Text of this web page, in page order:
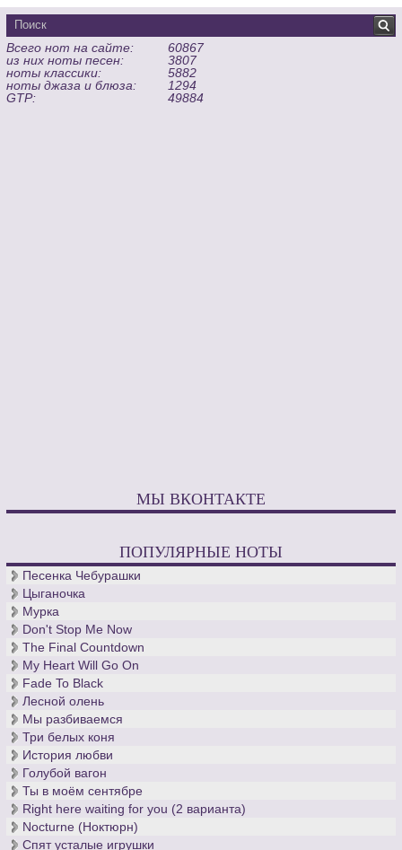
Всего нот на сайте:
60867
из них ноты песен:
3807
ноты классики:
5882
ноты джаза и блюза:
1294
GTP:
49884
МЫ ВКОНТАКТЕ
ПОПУЛЯРНЫЕ НОТЫ
Песенка Чебурашки
Цыганочка
Мурка
Don't Stop Me Now
The Final Countdown
My Heart Will Go On
Fade To Black
Лесной олень
Мы разбиваемся
Три белых коня
История любви
Голубой вагон
Ты в моём сентябре
Right here waiting for you (2 варианта)
Nocturne (Ноктюрн)
Спят усталые игрушки